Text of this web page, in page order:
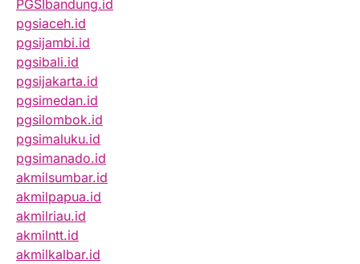
PGSIbandung.id
pgsiaceh.id
pgsijambi.id
pgsibali.id
pgsijakarta.id
pgsimedan.id
pgsilombok.id
pgsimaluku.id
pgsimanado.id
akmilsumbar.id
akmilpapua.id
akmilriau.id
akmilntt.id
akmilkalbar.id